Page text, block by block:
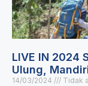
LIVE IN 2024
Ulung,
14/03/2024 Tidak